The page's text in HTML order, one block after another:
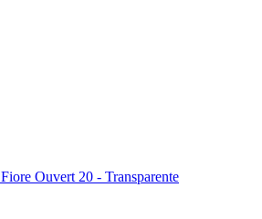
Fiore Ouvert 20 - Transparente